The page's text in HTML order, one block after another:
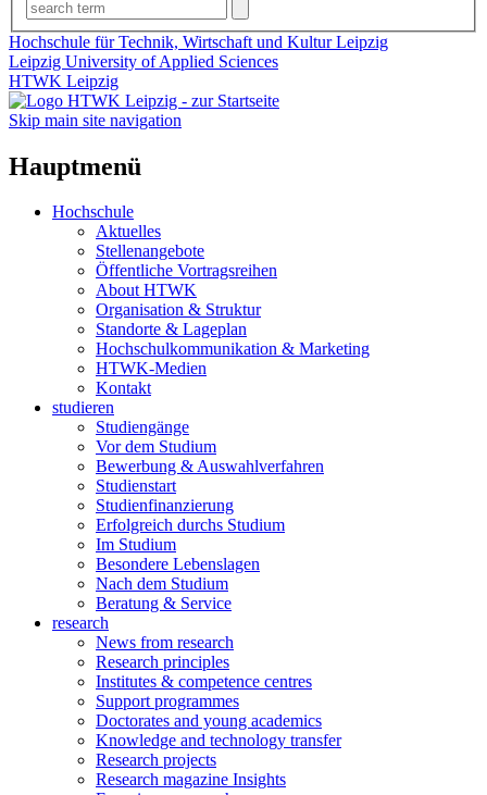
Hochschule für Technik, Wirtschaft und Kultur Leipzig
Leipzig University of Applied Sciences
HTWK Leipzig
Skip main site navigation
Hauptmenü
Hochschule
Aktuelles
Stellenangebote
Öffentliche Vortragsreihen
About HTWK
Organisation & Struktur
Standorte & Lageplan
Hochschulkommunikation & Marketing
HTWK-Medien
Kontakt
studieren
Studiengänge
Vor dem Studium
Bewerbung & Auswahlverfahren
Studienstart
Studienfinanzierung
Erfolgreich durchs Studium
Im Studium
Besondere Lebenslagen
Nach dem Studium
Beratung & Service
research
News from research
Research principles
Institutes & competence centres
Support programmes
Doctorates and young academics
Knowledge and technology transfer
Research projects
Research magazine Insights